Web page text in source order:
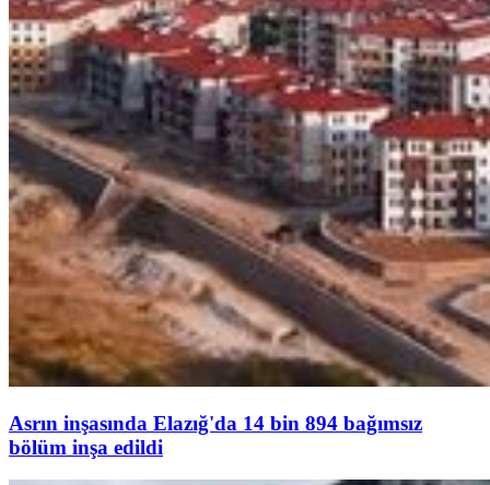
Asrın inşasında Elazığ'da 14 bin 894 bağımsız
bölüm inşa edildi